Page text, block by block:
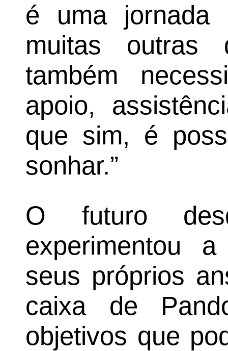
é uma
muitas
também
apoio,
que sim, é
sonhar.”
O futuro
experimentou
seus próprios
caixa de
objetivos que